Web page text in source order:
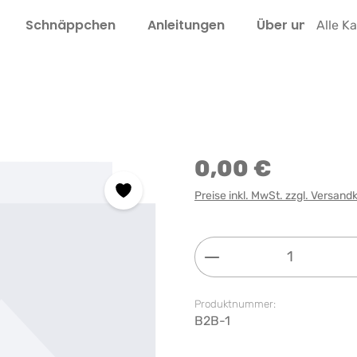
Schnäppchen Anleitungen Über uns Alle
0,00 €
Preise inkl. MwSt. zzgl.
Produkt Anzahl:
Produktnummer:
B2B-1